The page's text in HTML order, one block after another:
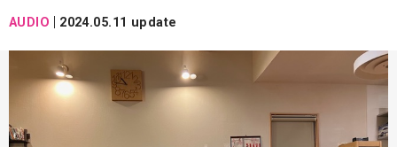
AUDIO 2024.05.11 update